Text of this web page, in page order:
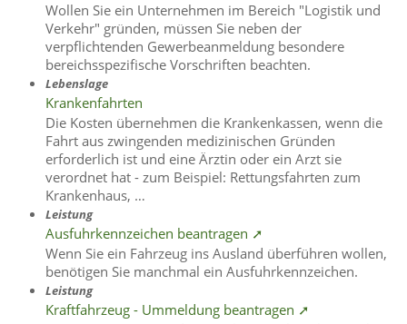
Wollen Sie ein Unternehmen im Bereich "Logistik und
Verkehr" gründen, müssen Sie neben der
verpflichtenden Gewerbeanmeldung besondere
bereichsspezifische Vorschriften beachten.
Lebenslage
Krankenfahrten
Die Kosten übernehmen die Krankenkassen, wenn die
Fahrt aus zwingenden medizinischen Gründen
erforderlich ist und eine Ärztin oder ein Arzt sie
verordnet hat - zum Beispiel: Rettungsfahrten zum
Krankenhaus, …
Leistung
Ausfuhrkennzeichen beantragen ➚
Wenn Sie ein Fahrzeug ins Ausland überführen wollen,
benötigen Sie manchmal ein Ausfuhrkennzeichen.
Leistung
Kraftfahrzeug - Ummeldung beantragen ➚